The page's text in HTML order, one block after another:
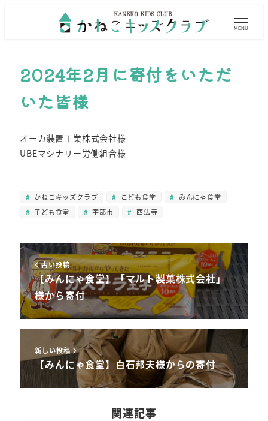
MENU
2024年2月に寄付をいただ
いた皆様
オーカ装置工業株式会社様
UBEマシナリー労働組合様
かねこキッズクラブ こども食堂
みんにゃ食堂
子ども食堂
宇部市 西法寺
古い投稿
【みんにゃ食堂】「マルト製菓株式会社」
様から寄付
新しい投稿
【みんにゃ食堂】白石邦夫様からの寄付
関連記事